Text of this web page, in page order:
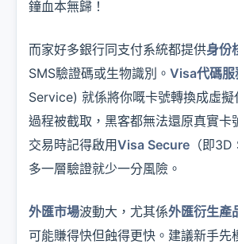
鐘血本無歸！
而家好多銀行同支付系統都提供身份
SMS驗證碼或生物識別。 Visa代碼服
Service) 就係將你嘅卡號轉換成虛擬
過程被截取，黑客都無法還原真實卡
交易時記得啟用Visa Secure （即
多一層驗證就少一分風險。
外匯市場波動大，尤其係外匯衍生產
可能賺得快但蝕得更快。建議新手先